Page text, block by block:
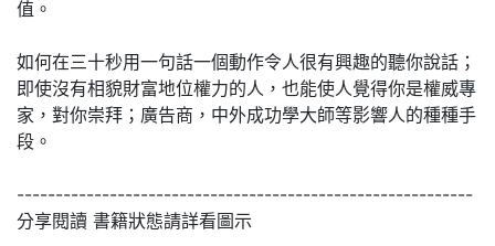
值。
如何在三十秒用一句話一個動作令人很有興趣的聽你說話；
即使沒有相貌財富地位權力的人，也能使人覺得你是權威專
家，對你崇拜；廣告商，中外成功學大師等影響人的種種手
段。
-----------------------------------------------------------
分享閱讀 書籍狀態請詳看圖示